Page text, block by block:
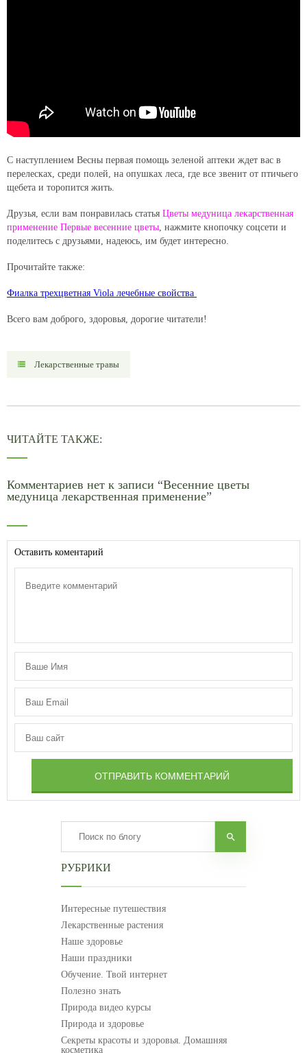
С наступлением Весны первая помощь зеленой аптеки ждет вас в
перелесках, среди полей, на опушках леса, где все звенит от птичьего
щебета и торопится жить.
Друзья, если вам понравилась статья Цветы медуница лекарственная
применение Первые весенние цветы, нажмите кнопочку соцсети и
поделитесь с друзьями, надеюсь, им будет интересно.
Прочитайте также:
Фиалка трехцветная Viola лечебные свойства
Всего вам доброго, здоровья, дорогие читатели!
Лекарственные травы
ЧИТАЙТЕ ТАКЖЕ:
Комментариев нет к записи “Весенние цветы
медуница лекарственная применение”
Оставить коментарий
ОТПРАВИТЬ КОММЕНТАРИЙ
РУБРИКИ
Интересные путешествия
Лекарственные растения
Наше здоровье
Наши праздники
Обучение. Твой интернет
Полезно знать
Природа видео курсы
Природа и здоровье
Секреты красоты и здоровья. Домашняя
косметика